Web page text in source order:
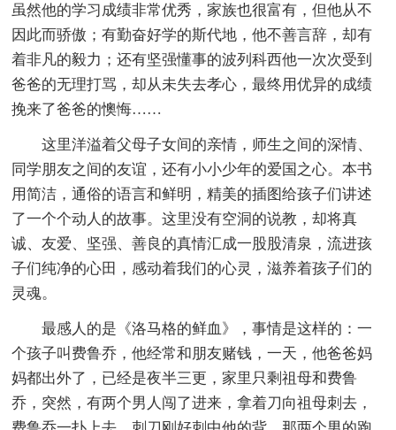
虽然他的学习成绩非常优秀，家族也很富有，但他从不
因此而骄傲；有勤奋好学的斯代地，他不善言辞，却有
着非凡的毅力；还有坚强懂事的波列科西他一次次受到
爸爸的无理打骂，却从未失去孝心，最终用优异的成绩
挽来了爸爸的懊悔……
这里洋溢着父母子女间的亲情，师生之间的深情、
同学朋友之间的友谊，还有小小少年的爱国之心。本书
用简洁，通俗的语言和鲜明，精美的插图给孩子们讲述
了一个个动人的故事。这里没有空洞的说教，却将真
诚、友爱、坚强、善良的真情汇成一股股清泉，流进孩
子们纯净的心田，感动着我们的心灵，滋养着孩子们的
灵魂。
最感人的是《洛马格的鲜血》，事情是这样的：一
个孩子叫费鲁乔，他经常和朋友赌钱，一天，他爸爸妈
妈都出外了，已经是夜半三更，家里只剩祖母和费鲁
乔，突然，有两个男人闯了进来，拿着刀向祖母刺去，